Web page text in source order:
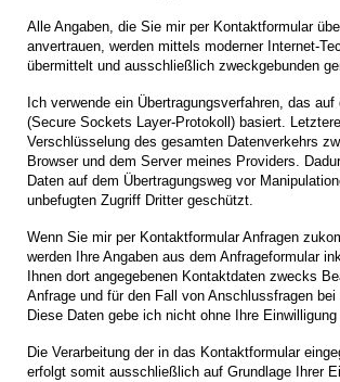
Alle Angaben, die Sie mir per Kontaktformular
anvertrauen, werden mittels moderner Internet-
übermittelt und ausschließlich zweck­gebunden
Ich verwende ein Übertragungs­verfahren, das auf
(Secure Sockets Layer-Protokoll) basiert.
Verschlüsselung des gesamten Daten­verkehrs
Browser und dem Server meines Providers.
Daten auf dem Übertragungs­weg vor
unbefugten Zugriff Dritter geschützt.
Wenn Sie mir per Kontaktformular Anfragen
werden Ihre Angaben aus dem Anfrageformular
Ihnen dort angegebenen Kontaktdaten zwecks
Anfrage und für den Fall von Anschlussfragen
Diese Daten gebe ich nicht ohne Ihre Einwilligung
Die Verarbeitung der in das Kontaktformular
erfolgt somit ausschließlich auf Grundlage Ihrer